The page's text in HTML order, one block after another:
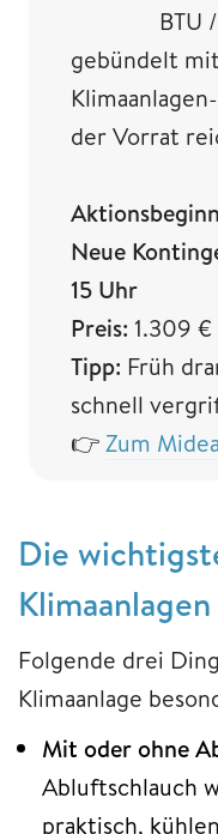
BTU
gebündelt
der Vorrat
Neue
15 Uhr
Preis: 1.309 €
Tipp: Früh
schnell
👉Zum
Die
Folgende drei
Klimaanlage
Mit oder ohne
Abluftschlauch
praktisch,